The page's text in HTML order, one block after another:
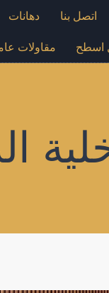
اتصل بنا دهانات
اسطح مقاولات